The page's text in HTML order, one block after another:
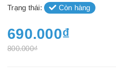
Trạng thái: Còn hàng
690.000₫
800.000₫